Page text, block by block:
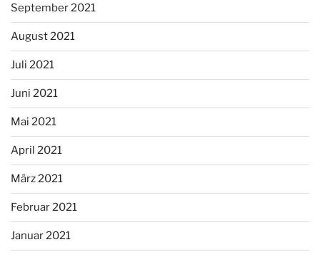
September 2021
August 2021
Juli 2021
Juni 2021
Mai 2021
April 2021
März 2021
Februar 2021
Januar 2021